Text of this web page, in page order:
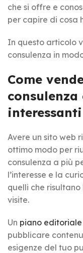
che si offre e
per capire di cosa
In questo articolo
consulenza in
Come
interessanti
Avere un sito web
ottimo modo per
consulenza a più
l’interesse e la
quelli che
visite.
Un piano editoriale
pubblicare
esigenze del tuo